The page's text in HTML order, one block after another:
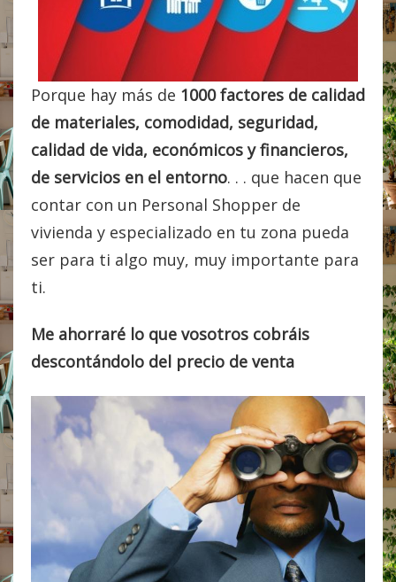
Porque hay más de 1000 factores de calidad
de materiales, comodidad, seguridad,
calidad de vida, económicos y financieros,
de servicios en el entorno. . . que hacen que
contar con un Personal Shopper de
vivienda y especializado en tu zona pueda
ser para ti algo muy, muy importante para
ti.
Me ahorraré lo que vosotros cobráis
descontándolo del precio de venta